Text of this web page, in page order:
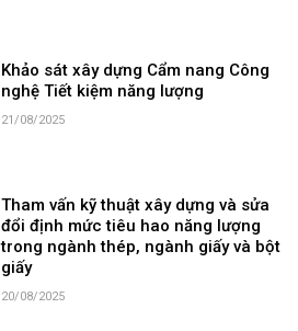
Khảo sát xây dựng Cẩm nang Công
nghệ Tiết kiệm năng lượng
21/08/2025
Tham vấn kỹ thuật xây dựng và sửa
đổi định mức tiêu hao năng lượng
trong ngành thép, ngành giấy và bột
giấy
20/08/2025